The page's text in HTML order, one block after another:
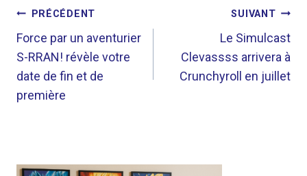
NAVIGATION
DE
L’ARTICLE
PRÉCÉDENT
Force par un aventurier
S-RRAN! révèle votre
date de fin et de
première
SUIVANT
Le Simulcast
Clevassss arrivera à
Crunchyroll en juillet